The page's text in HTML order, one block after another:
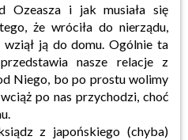
Ozeasza i jak musiała się
że wróciła do nierządu,
ją do domu. Ogólnie ta
nasze relacje z
Niego, bo po prostu wolimy
po nas przychodzi, choć
z japońskiego (chyba)